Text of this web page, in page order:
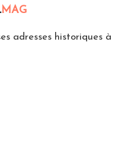
MAG
adresses historiques à